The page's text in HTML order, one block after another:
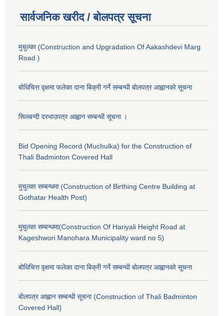
सार्वजनिक खरीद / बोलपत्र सूचना
मुचुल्का (Construction and Upgradation Of Aakashdevi Marg
Road )
बोधिचित्त वृक्षमा फलेका दाना बिक्री गर्ने सम्बन्धी बोलपत्र आह्वानको सूचना
सिलबन्दी दरभाउपत्र आह्वान सम्बन्धी सूचना ।
Bid Opening Record (Muchulka) for the Construction of
Thali Badminton Covered Hall
मुचुल्का सम्बन्धमा (Construction of Birthing Centre Building at
Gothatar Health Post)
मुचुल्का सम्बन्धमा(Construction Of Hariyali Height Road at
Kageshwori Manohara Municipality ward no 5)
बोधिचित्त वृक्षमा फलेका दाना बिक्री गर्ने सम्बन्धी बोलपत्र आह्वानको सूचना
बोलपत्र आह्वान सम्बन्धी सूचना (Construction of Thali Badminton
Covered Hall)